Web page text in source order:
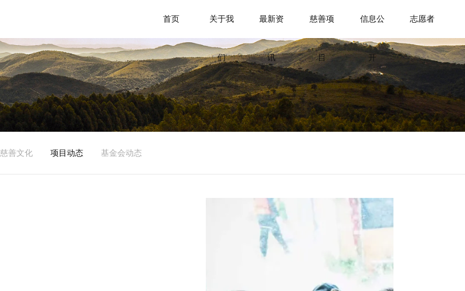
首页 关于我
们
最新资
讯
慈善项
目
信息公
开
志愿者
慈善文化 项目动态 基金会动态